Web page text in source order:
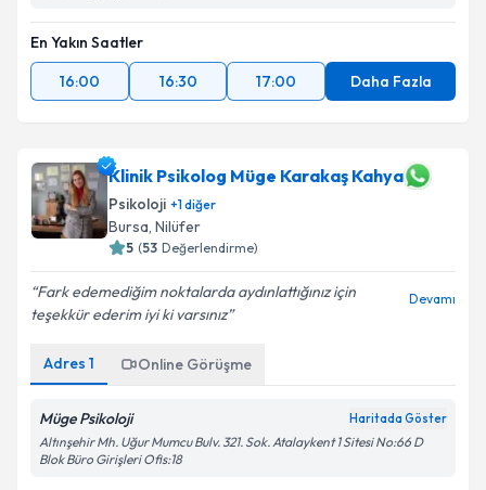
En Yakın Saatler
16:00
16:30 17:00 Daha Fazla
Klinik Psikolog Müge Karakaş Kahya
Psikoloji +1diğer
Bursa, Nilüfer
5 (53 Değerlendirme)
Fark edemediğim noktalarda aydınlattığınız için
teşekkür ederim iyi ki varsınız
Devamı
Adres 1 Online Görüşme
Müge Psikoloji Haritada Göster
Altınşehir Mh. Uğur Mumcu Bulv. 321. Sok. Atalaykent 1 Sitesi No:66 D
Blok Büro Girişleri Ofis:18